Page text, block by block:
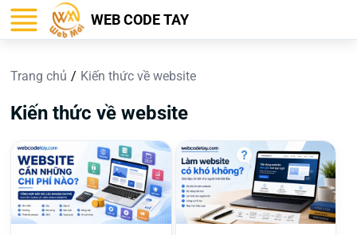
WEB CODE TAY
Trang chủ Kiến thức về website
Kiến thức về website